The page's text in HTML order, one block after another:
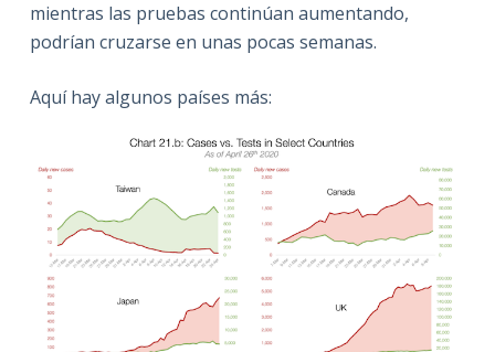
mientras las pruebas continúan aumentando,
podrían cruzarse en unas pocas semanas.
Aquí hay algunos países más: